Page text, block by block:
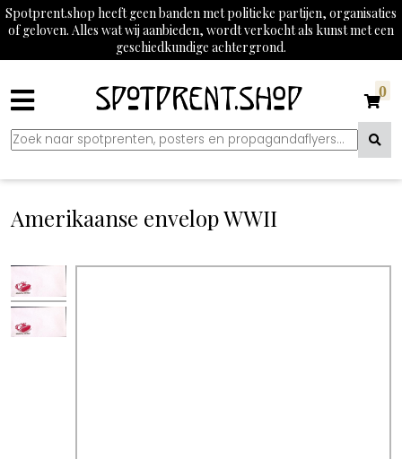
Spotprent.shop heeft geen banden met politieke partijen, organisaties
of geloven. Alles wat wij aanbieden, wordt verkocht als kunst met een
geschiedkundige achtergrond.
0
Amerikaanse envelop WWII